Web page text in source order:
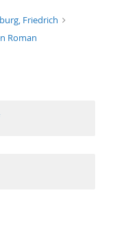
Friedrich
Roman